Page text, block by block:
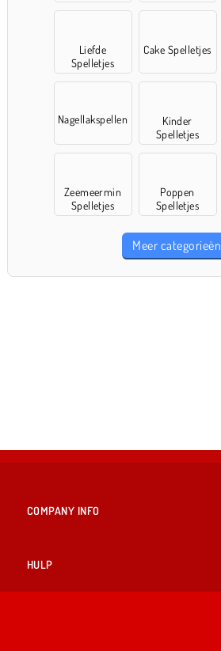
Liefde
Spelletjes
Cake Spelletjes
Nagellakspellen
Kinder
Spelletjes
Zeemeermin
Spelletjes
Poppen
Spelletjes
Meer categorieën
COMPANY INFO
HULP